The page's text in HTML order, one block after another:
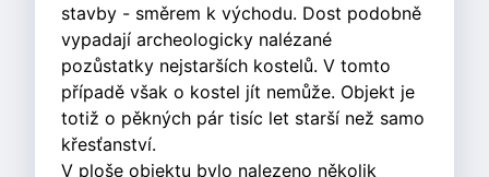
stavby - směrem k východu. Dost podobně
vypadají archeologicky nalézané
pozůstatky nejstarších kostelů. V tomto
případě však o kostel jít nemůže. Objekt je
totiž o pěkných pár tisíc let starší než samo
křesťanství.
V ploše objektu bylo nalezeno několik